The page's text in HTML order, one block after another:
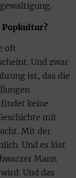
Popkultur?
oft
Und zwar
ist, das die
keine
mit
Mit der
Und es löst
Mann
Und das